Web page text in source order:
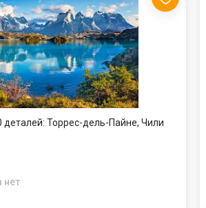
деталей: Торрес-дель-Пайне, Чили
нет